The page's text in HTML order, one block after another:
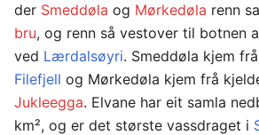
der Smeddøla og Mørkedøla renn
bru, og renn så vestover til botnen
ved Lærdalsøyri. Smeddøla kjem
Filefjell og Mørkedøla kjem frå
Jukleegga. Elvane har eit samla
km², og er det største vassdraget i